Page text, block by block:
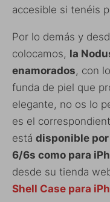
accesible si tenéis
Por lo demás y
colocamos, la
enamorados, con
funda de piel que
elegante, no os lo
es el
está disponible
6/6s como para
desde su tienda
Shell Case para